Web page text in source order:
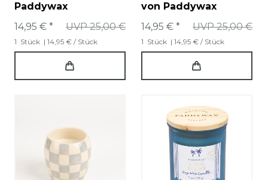
Paddywax
UVP 25,00 €
14,95 € *
1 Stück | 14,95 € / Stück
von Paddywax
UVP 25,00 €
14,95 € *
1 Stück | 14,95 € / Stück